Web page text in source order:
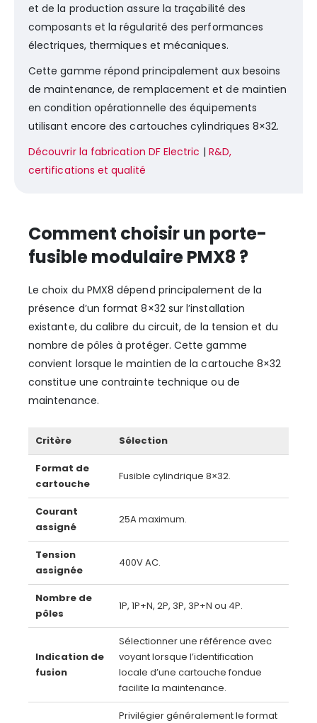
et de la production assure la traçabilité des
composants et la régularité des performances
électriques, thermiques et mécaniques.
Cette gamme répond principalement aux besoins
de maintenance, de remplacement et de maintien
en condition opérationnelle des équipements
utilisant encore des cartouches cylindriques 8×32.
Découvrir la fabrication DF Electric | R&D,
certifications et qualité
Comment choisir un porte-
fusible modulaire PMX8 ?
Le choix du PMX8 dépend principalement de la
présence d’un format 8×32 sur l’installation
existante, du calibre du circuit, de la tension et du
nombre de pôles à protéger. Cette gamme
convient lorsque le maintien de la cartouche 8×32
constitue une contrainte technique ou de
maintenance.
Critère Sélection
Format de
cartouche
Fusible cylindrique 8×32.
Courant
assigné
25A maximum.
Tension
assignée
400V AC.
Nombre de
pôles
1P, 1P+N, 2P, 3P, 3P+N ou 4P.
Indication de
fusion
Sélectionner une référence avec
voyant lorsque l’identification
locale d’une cartouche fondue
facilite la maintenance.
Privilégier généralement le format